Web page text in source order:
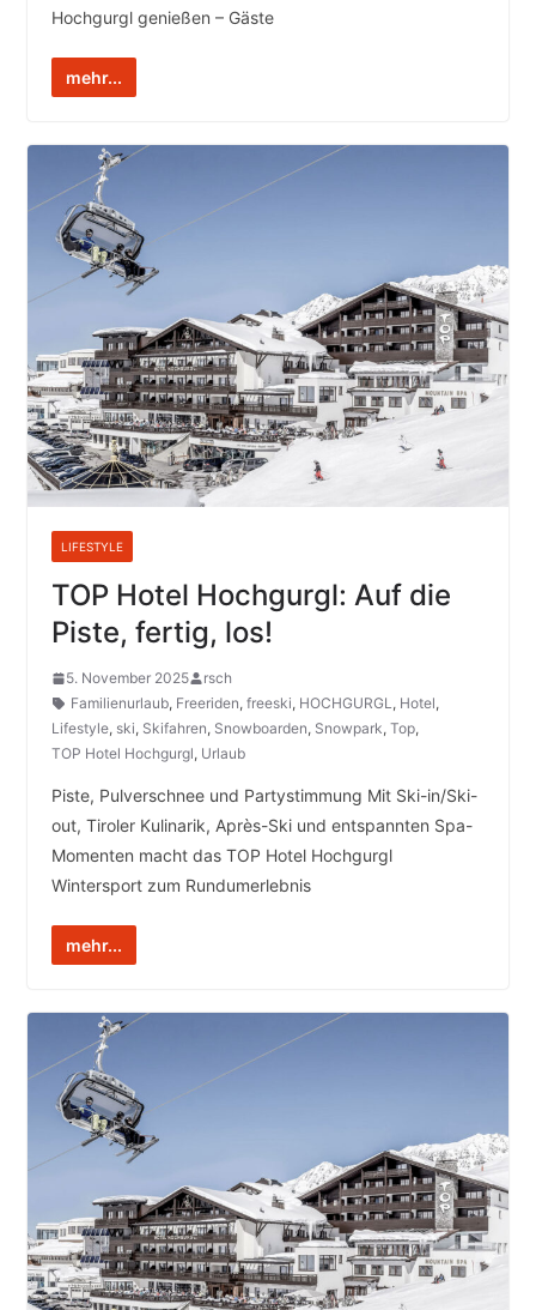
Hochgurgl genießen – Gäste
mehr...
LIFESTYLE
TOP Hotel Hochgurgl: Auf die
Piste, fertig, los!
5. November 2025
rsch
Familienurlaub, Freeriden, freeski, HOCHGURGL, Hotel,
Lifestyle, ski, Skifahren, Snowboarden, Snowpark, Top,
TOP Hotel Hochgurgl, Urlaub
Piste, Pulverschnee und Partystimmung Mit Ski-in/Ski-
out, Tiroler Kulinarik, Après-Ski und entspannten Spa-
Momenten macht das TOP Hotel Hochgurgl
Wintersport zum Rundumerlebnis
mehr...